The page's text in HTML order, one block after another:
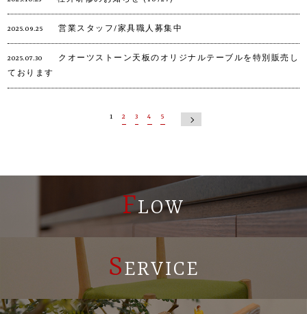
2025.09.25 営業スタッフ/家具職人募集中
2025.07.30
クオーツストーン天板のオリジナルテーブルを特別販売し
ております
1 2 3 4 5
FLOW
SERVICE